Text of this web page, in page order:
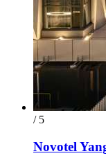
/ 5
Novotel